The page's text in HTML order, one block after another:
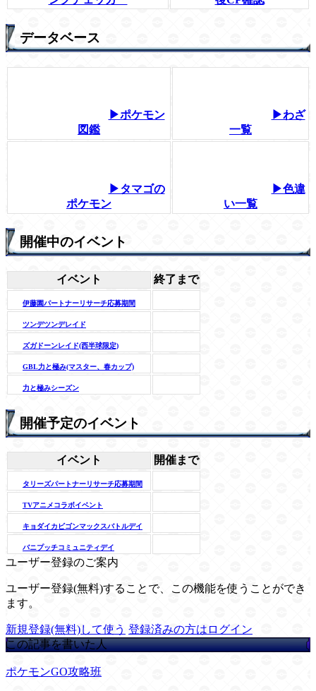
データベース
▶ポケモン
図鑑
▶わざ
一覧
▶タマゴの
ポケモン
▶色違
い一覧
開催中のイベント
イベント 終了まで
伊藤園パートナーリサーチ応募期間
ツンデツンデレイド
ズガドーンレイド(西半球限定)
GBL力と極み(マスター、春カップ)
力と極みシーズン
開催予定のイベント
イベント 開催まで
タリーズパートナーリサーチ応募期間
TVアニメコラボイベント
キョダイカビゴンマックスバトルデイ
バニプッチコミュニティデイ
ユーザー登録のご案内
ユーザー登録(無料)することで、この機能を使うことができ
ます。
新規登録(無料)して使う 登録済みの方はログイン
この記事を書いた人
ポケモンGO攻略班